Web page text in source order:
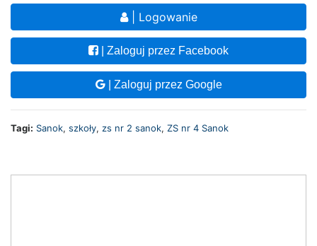
| Logowanie
| Zaloguj przez Facebook
| Zaloguj przez Google
Tagi: Sanok, szkoły, zs nr 2 sanok, ZS nr 4 Sanok